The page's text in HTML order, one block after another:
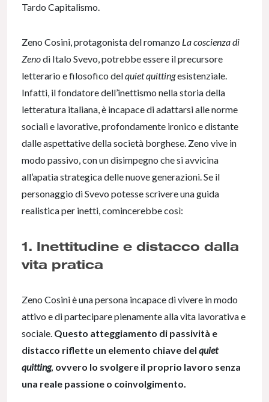
Tardo Capitalismo.
Zeno Cosini, protagonista del romanzo La coscienza di
Zenodi Italo Svevo, potrebbe essere il precursore
letterario e filosofico delquiet quittingesistenziale.
Infatti, il fondatore dell’inettismo nella storia della
letteratura italiana, è incapace di adattarsi alle norme
sociali e lavorative, profondamente ironico e distante
dalle aspettative della società borghese. Zeno vive in
modo passivo, con un disimpegno che si avvicina
all’apatia strategica delle nuove generazioni. Se il
personaggio di Svevo potesse scrivere una guida
realistica per inetti, comincerebbe così:
1. Inettitudine e distacco dalla
vita pratica
Zeno Cosini è una persona incapace di vivere in modo
attivo e di partecipare pienamente alla vita lavorativa e
sociale. Questo atteggiamento di passività e
distacco riflette un elemento chiave del quiet
quitting, ovvero lo svolgere il proprio lavoro senza
una reale passione o coinvolgimento.